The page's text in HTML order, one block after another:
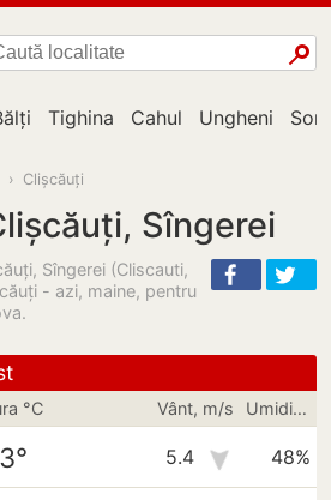
Tighina Cahul Ungheni
› Clișcăuți
Sîngerei
Sîngerei (Cliscauti,
- azi, maine, pentru
°C Vânt, m/s Umiditate
5.4 48%